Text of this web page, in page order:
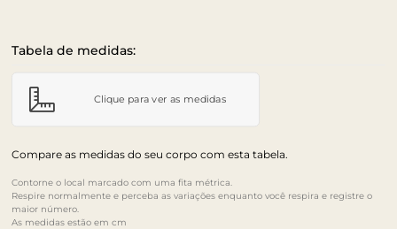
Tabela de medidas:
Clique para ver as medidas
Compare as medidas do seu corpo com esta tabela.
Contorne o local marcado com uma fita métrica.
Respire normalmente e perceba as variações enquanto você respira e registre o
maior número.
As medidas estão em cm